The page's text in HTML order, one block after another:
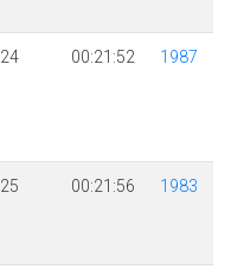
24 00:21:52 1987
25 00:21:56 1983